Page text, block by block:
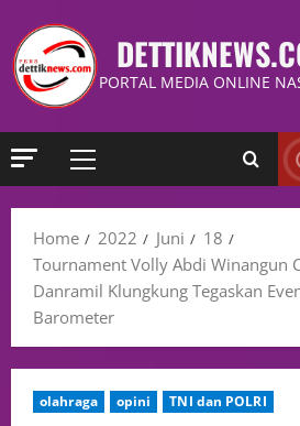
PORTAL MEDIA ONLINE
Home 2022 Juni
18
Tournament Volly Abdi Winangun
Danramil Klungkung Tegaskan
Barometer
olahraga opini TNI dan POLRI